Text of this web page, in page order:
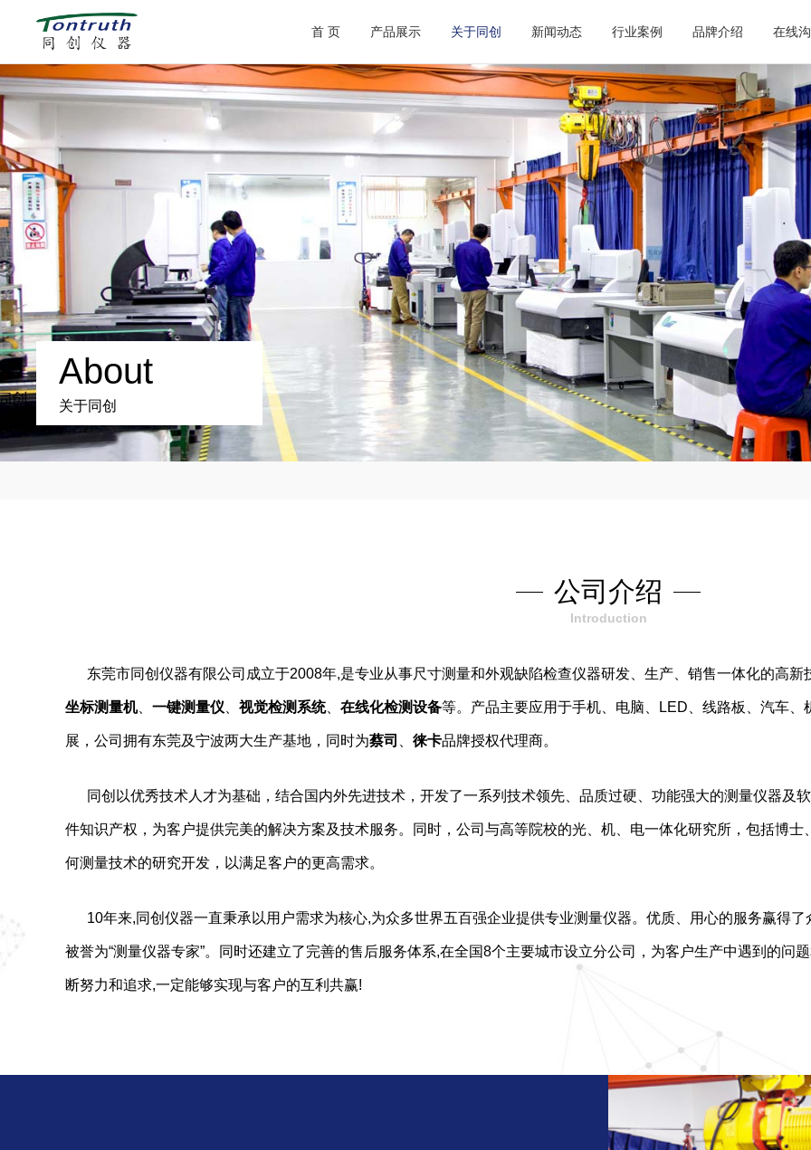
首 页 产品展示 关于同创 新闻动态 行业案例 品牌介绍 在线
About
关于同创
公司介绍
Introduction
东莞市同创仪器有限公司成立于2008年,是专业从事尺寸测量和外观缺陷检查仪器研发、生产、销售一体化的高新
坐标测量机、 一键测量仪 视觉检测系统、 在线化检测设备等。产品主要应用于手机、电脑、LED、线路板、汽车
展，公司拥有东莞及宁波两大生产基地，同时为蔡司 徕卡品牌授权代理商。
同创以优秀技术人才为基础，结合国内外先进技术，开发了一系列技术领先、品质过硬、功能强大的测量仪器及
件知识产权，为客户提供完美的解决方案及技术服务。同时，公司与高等院校的光、机、电一体化研究所，包括博
何测量技术的研究开发，以满足客户的更高需求。
10年来,同创仪器一直秉承以用户需求为核心,为众多世界五百强企业提供专业测量仪器。优质、用心的服务赢得
被誉为“测量仪器专家”。同时还建立了完善的售后服务体系,在全国8个主要城市设立分公司，为客户生产中遇到的问
断努力和追求,一定能够实现与客户的互利共赢!